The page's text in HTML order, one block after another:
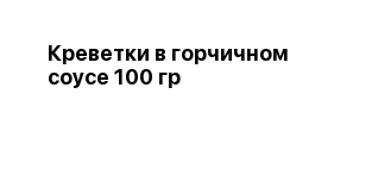
Креветки в горчичном
соусе 100 гр